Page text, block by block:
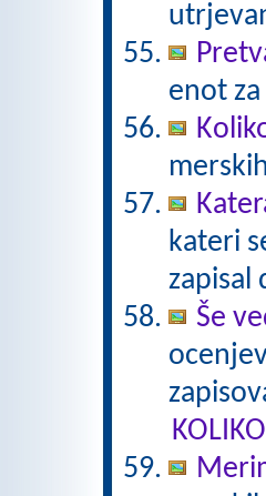
enot
kateri
zapisal
Še